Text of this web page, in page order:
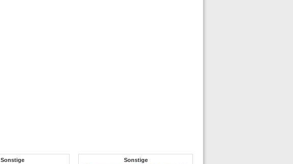
Sonstige Sonstige